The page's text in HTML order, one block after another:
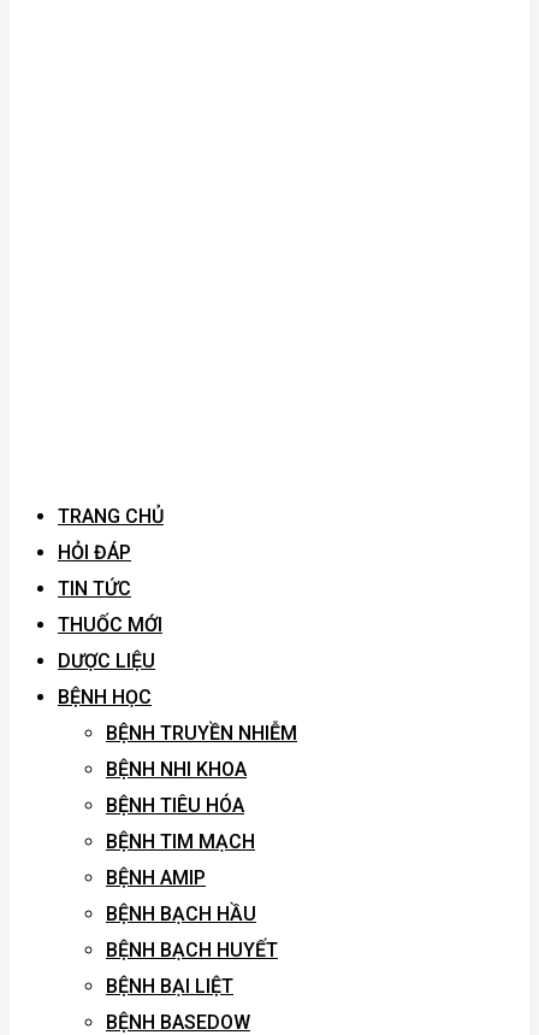
TRANG CHỦ
HỎI ĐÁP
TIN TỨC
THUỐC MỚI
DƯỢC LIỆU
BỆNH HỌC
BỆNH TRUYỀN NHIỄM
BỆNH NHI KHOA
BỆNH TIÊU HÓA
BỆNH TIM MẠCH
BỆNH AMIP
BỆNH BẠCH HẦU
BỆNH BẠCH HUYẾT
BỆNH BẠI LIỆT
BỆNH BASEDOW